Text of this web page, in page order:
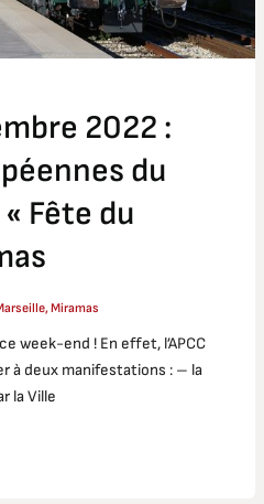
2022 :
du
Fête du
,Miramas
week-end ! En effet, l’APCC
à deux manifestations : – la
la Ville